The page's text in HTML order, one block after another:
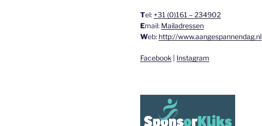
Tel: +31 (0)161 – 234902
Email: Mailadressen
Web: http://www.aangespannendag.nl
Facebook Instagram